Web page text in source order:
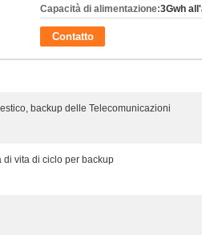
Capacità di alimentazione:3Gwh
Contatto
backup delle Telecomunicazioni
di vita di ciclo per backup